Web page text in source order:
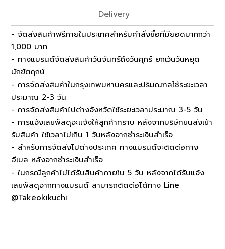
Delivery
- จัดส่งสินค้าฟรีภายในประเทศสำหรับคำสั่งซื้อที่มียอดมากกว่า
1,000 บาท
- ทางแบรนด์จัดส่งสินค้าวันจันทร์ถึงวันศุกร์ ยกเว้นวันหยุด
นักขัตฤกษ์
- การจัดส่งสินค้าในกรุงเทพมหานครและปริมณฑลใช้ระยะเวลา
ประมาณ 2-3 วัน
- การจัดส่งสินค้าไปต่างจังหวัดใช้ระยะเวลาประมาณ 3-5 วัน
- การแจ้งเลขพัสดุจะแจ้งให้ลูกค้าทราบ หลังจากบริษัทขนส่งเข้า
รับสินค้า ใช้เวลาไม่เกิน 1 วันหลังจากชำระเงินสำเร็จ
- สำหรับการจัดส่งไปต่างประเทศ ทางแบรนด์จะติดต่อทาง
อีเมล หลังจากชำระเงินสำเร็จ
- ในกรณีลูกค้าไม่ได้รับสินค้าภายใน 5 วัน หลังจากได้รับแจ้ง
เลขพัสดุจากทางแบรนด์ สามารถติดต่อได้ทาง Line
@Takeokikuchi